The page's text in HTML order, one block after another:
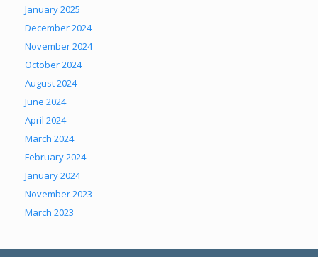
January 2025
December 2024
November 2024
October 2024
August 2024
June 2024
April 2024
March 2024
February 2024
January 2024
November 2023
March 2023